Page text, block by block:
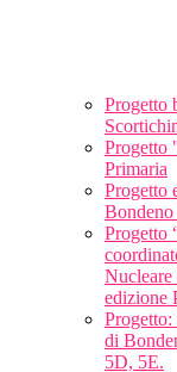
Progetto
Progetto
Primaria
Progetto
Progetto
Nucleare
edizione
di
5D, 5E.